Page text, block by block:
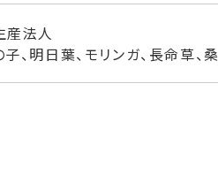
産法人
、明日葉、モリンガ、長命草